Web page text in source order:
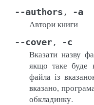
--authors , -a
Автори книги
--cover , -c
Вказати назву
якщо таке буде
файла із
вказано,
обкладинку.